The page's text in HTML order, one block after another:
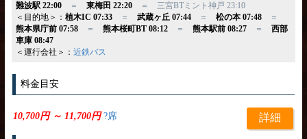
難波駅 22:00＝ 東梅田 22:20＝ 三宮BTミント神戸 23:10
＜目的地＞： 植木IC 07:33＝ 武蔵ヶ丘 07:44＝ 松の本 07:48＝
熊本県庁前 07:58＝ 熊本桜町BT 08:12＝ 熊本駅前 08:27＝ 西部
車庫 08:47
＜運行会社＞： 近鉄バス
料金目安
10,700円 ～ 11,700円?席 詳細